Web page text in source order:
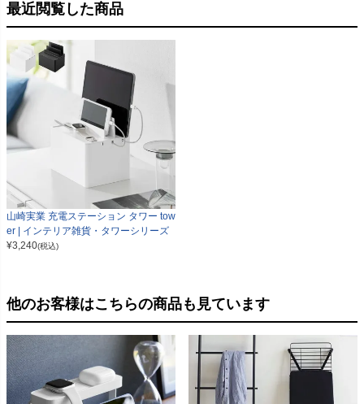
最近閲覧した商品
山崎実業 充電ステーション タワー tow
er | インテリア雑貨・タワーシリーズ
¥3,240(税込)
他のお客様はこちらの商品も見ています